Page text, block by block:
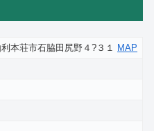
本荘市石脇田尻野４?３１
MAP